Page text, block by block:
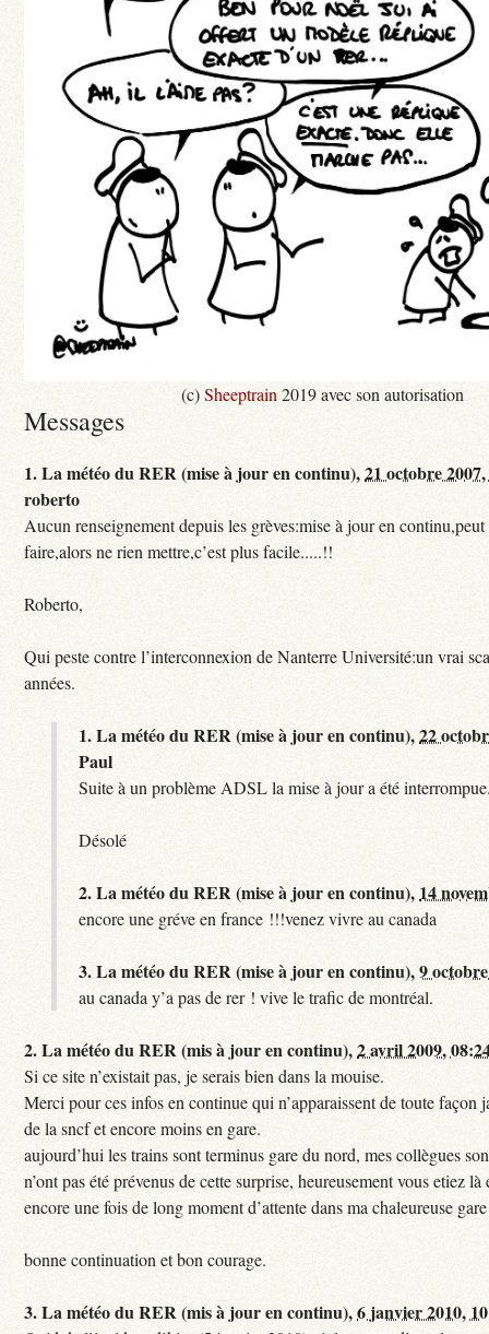
(c)Sheeptrain 2019 avec son autorisation
Messages
1.La météo du RER (mise à jour en continu),21 octobre
roberto
Aucun renseignement depuis les grèves:mise à jour en
faire,alors ne rien mettre,c’est plus facile.....!!
Roberto,
Qui peste contre l’interconnexion de Nanterre Université:un vrai
années.
1.La météo du RER (mise à jour en continu),22
Paul
Suite à un problème ADSL la mise à jour a été
Désolé
2.La météo du RER (mise à jour en continu), 14
encore une gréve en france !!!venez vivre au canada
3.La météo du RER (mise à jour en continu),9
au canada y’a pas de rer ! vive le trafic de montréal.
2.La météo du RER (mis à jour en continu),2 avril 2009,
Si ce site n’existait pas, je serais bien dans la mouise.
Merci pour ces infos en continue qui n’apparaissent de toute façon
de la sncf et encore moins en gare.
aujourd’hui les trains sont terminus gare du nord, mes collègues
n’ont pas été prévenus de cette surprise, heureusement vous etiez là
encore une fois de long moment d’attente dans ma chaleureuse
bonne continuation et bon courage.
3.La météo du RER (mis à jour en continu),6 janvier 2010,